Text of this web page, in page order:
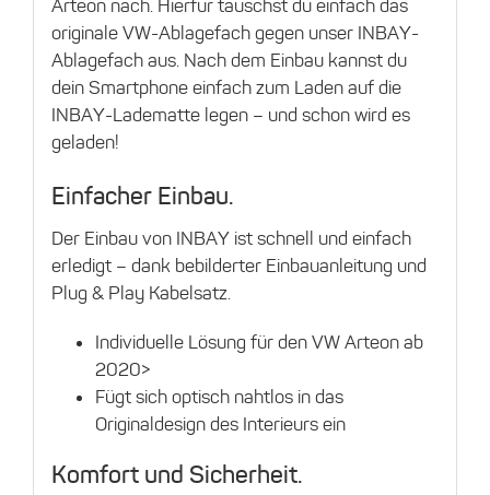
Arteon nach. Hierfür tauschst du einfach das
originale VW-Ablagefach gegen unser INBAY-
Ablagefach aus. Nach dem Einbau kannst du
dein Smartphone einfach zum Laden auf die
INBAY-Ladematte legen – und schon wird es
geladen!
Einfacher Einbau.
Der Einbau von INBAY ist schnell und einfach
erledigt – dank bebilderter Einbauanleitung und
Plug & Play Kabelsatz.
Individuelle Lösung für den VW Arteon ab
2020>
Fügt sich optisch nahtlos in das
Originaldesign des Interieurs ein
Komfort und Sicherheit.